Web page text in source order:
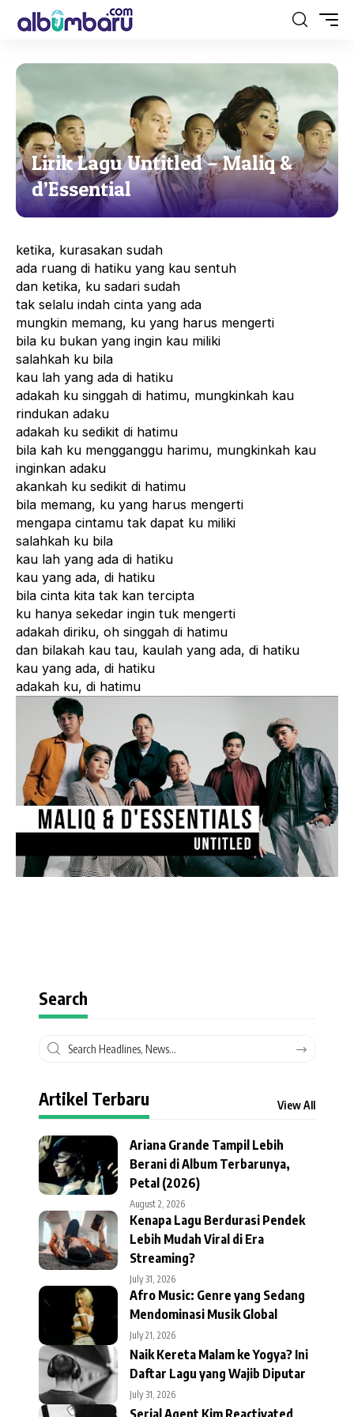
Lirik Lagu Untitled – Maliq &
d’Essential
ketika, kurasakan sudah
ada ruang di hatiku yang kau sentuh
dan ketika, ku sadari sudah
tak selalu indah cinta yang ada
mungkin memang, ku yang harus mengerti
bila ku bukan yang ingin kau miliki
salahkah ku bila
kau lah yang ada di hatiku
adakah ku singgah di hatimu, mungkinkah kau
rindukan adaku
adakah ku sedikit di hatimu
bila kah ku mengganggu harimu, mungkinkah kau
inginkan adaku
akankah ku sedikit di hatimu
bila memang, ku yang harus mengerti
mengapa cintamu tak dapat ku miliki
salahkah ku bila
kau lah yang ada di hatiku
kau yang ada, di hatiku
bila cinta kita tak kan tercipta
ku hanya sekedar ingin tuk mengerti
adakah diriku, oh singgah di hatimu
dan bilakah kau tau, kaulah yang ada, di hatiku
kau yang ada, di hatiku
adakah ku, di hatimu
Search
Artikel Terbaru View All
Ariana Grande Tampil Lebih
Berani di Album Terbarunya,
Petal (2026)
August 2, 2026
Kenapa Lagu Berdurasi Pendek
Lebih Mudah Viral di Era
Streaming?
July 31, 2026
Afro Music: Genre yang Sedang
Mendominasi Musik Global
July 21, 2026
Naik Kereta Malam ke Yogya? Ini
Daftar Lagu yang Wajib Diputar
July 31, 2026